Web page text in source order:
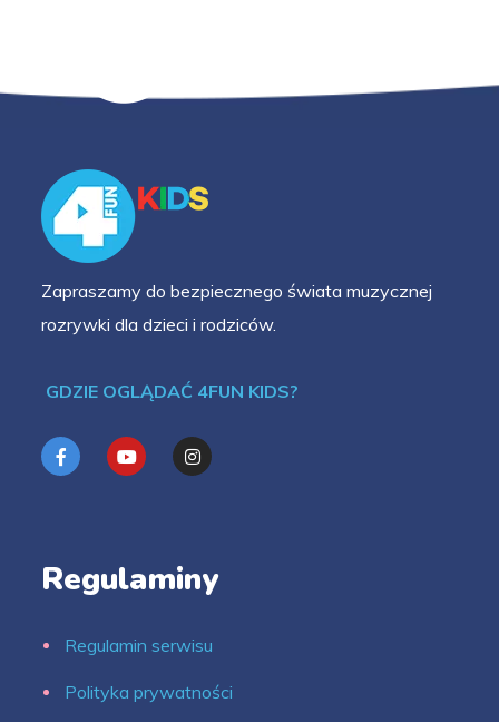
Zapraszamy do bezpiecznego świata muzycznej
rozrywki dla dzieci i rodziców.
GDZIE OGLĄDAĆ 4FUN KIDS?
Regulaminy
Regulamin serwisu
Polityka prywatności